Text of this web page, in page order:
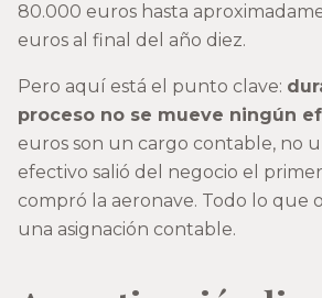
80.000 euros hasta
euros al final del año diez.
Pero aquí está el punto clave:
proceso no se mueve ningún
euros son un cargo contable, no
efectivo salió del negocio el
compró la aeronave. Todo lo que
una asignación contable.